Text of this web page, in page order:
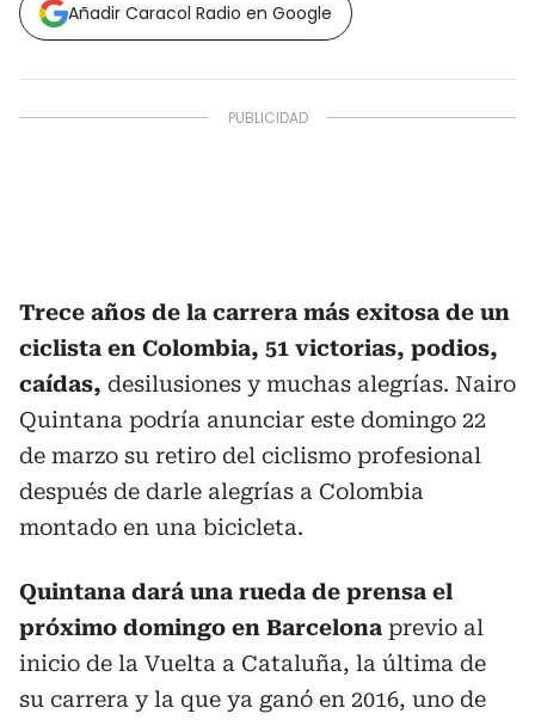
Añadir Caracol Radio en Google
Trece años de la carrera más exitosa de un
ciclista en Colombia, 51 victorias, podios,
caídas, desilusiones y muchas alegrías. Nairo
Quintana podría anunciar este domingo 22
de marzo su retiro del ciclismo profesional
después de darle alegrías a Colombia
montado en una bicicleta.
Quintana dará una rueda de prensa el
próximo domingo en Barcelona previo al
inicio de la Vuelta a Cataluña, la última de
su carrera y la que ya ganó en 2016, uno de